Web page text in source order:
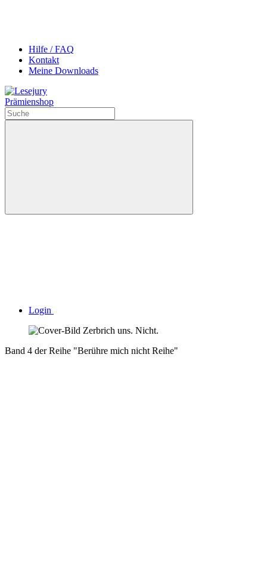
Hilfe / FAQ
Kontakt
Meine Downloads
Prämienshop
Login
Band 4 der Reihe "Berühre mich nicht Reihe"